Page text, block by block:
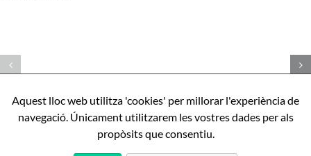
Misonne
Mona
l’IA
ser
apunts
sobre
Aquest lloc web utilitza 'cookies' per millorar l'experiència de
navegació. Únicament utilitzarem les vostres dades per als
propòsits que consentiu.